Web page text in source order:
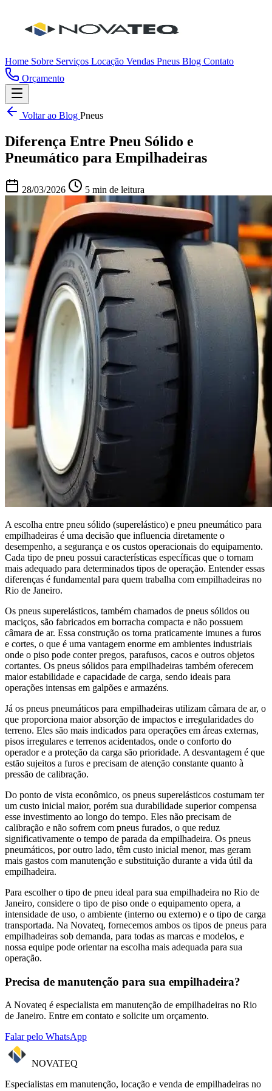
Home Sobre Serviços Locação Vendas Pneus Blog Contato
Orçamento
Voltar ao Blog Pneus
Diferença Entre Pneu Sólido e
Pneumático para Empilhadeiras
28/03/2026 5 min de leitura
A escolha entre pneu sólido (superelástico) e pneu pneumático para
empilhadeiras é uma decisão que influencia diretamente o
desempenho, a segurança e os custos operacionais do equipamento.
Cada tipo de pneu possui características específicas que o tornam
mais adequado para determinados tipos de operação. Entender essas
diferenças é fundamental para quem trabalha com empilhadeiras no
Rio de Janeiro.
Os pneus superelásticos, também chamados de pneus sólidos ou
maciços, são fabricados em borracha compacta e não possuem
câmara de ar. Essa construção os torna praticamente imunes a furos
e cortes, o que é uma vantagem enorme em ambientes industriais
onde o piso pode conter pregos, parafusos, cacos e outros objetos
cortantes. Os pneus sólidos para empilhadeiras também oferecem
maior estabilidade e capacidade de carga, sendo ideais para
operações intensas em galpões e armazéns.
Já os pneus pneumáticos para empilhadeiras utilizam câmara de ar, o
que proporciona maior absorção de impactos e irregularidades do
terreno. Eles são mais indicados para operações em áreas externas,
pisos irregulares e terrenos acidentados, onde o conforto do
operador e a proteção da carga são prioridade. A desvantagem é que
estão sujeitos a furos e precisam de atenção constante quanto à
pressão de calibração.
Do ponto de vista econômico, os pneus superelásticos costumam ter
um custo inicial maior, porém sua durabilidade superior compensa
esse investimento ao longo do tempo. Eles não precisam de
calibração e não sofrem com pneus furados, o que reduz
significativamente o tempo de parada da empilhadeira. Os pneus
pneumáticos, por outro lado, têm custo inicial menor, mas geram
mais gastos com manutenção e substituição durante a vida útil da
empilhadeira.
Para escolher o tipo de pneu ideal para sua empilhadeira no Rio de
Janeiro, considere o tipo de piso onde o equipamento opera, a
intensidade de uso, o ambiente (interno ou externo) e o tipo de carga
transportada. Na Novateq, fornecemos ambos os tipos de pneus para
empilhadeiras sob demanda, para todas as marcas e modelos, e
nossa equipe pode orientar na escolha mais adequada para sua
operação.
Precisa de manutenção para sua empilhadeira?
A Novateq é especialista em manutenção de empilhadeiras no Rio
de Janeiro. Entre em contato e solicite um orçamento.
Falar pelo WhatsApp
NOVATEQ
Especialistas em manutenção, locação e venda de empilhadeiras no